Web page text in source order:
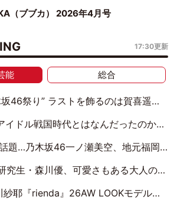
（ブブカ） 2026年4月号
17:30更新
能 総合
飾るのは賀喜遥香…5年ぶりの登場に「5年分大人になった私を見ていただけたら」
回：でんぱ組.inc・古川未鈴×相沢梨紗「『ハロプロやりたかったな』って言ったら、夢眠ねむさんに『てめえはでんぱ組．incなんだよ！』って肩パンされて(笑)」
一ノ瀬美空、地元福岡『めんべい25周年トップサポーター』に就任
生・森川優、可愛さもある大人の女性に
耶『rienda』26AW LOOKモデルに就任